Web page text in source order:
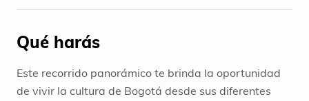
Qué harás
Este recorrido panorámico te brinda la oportunidad
de vivir la cultura de Bogotá desde sus diferentes